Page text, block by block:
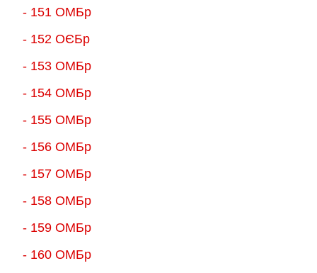
- 151 ОМБр
- 152 ОЄБр
- 153 ОМБр
- 154 ОМБр
- 155 ОMБр
- 156 ОMБр
- 157 ОМБр
- 158 ОМБр
- 159 ОМБр
- 160 ОМБр